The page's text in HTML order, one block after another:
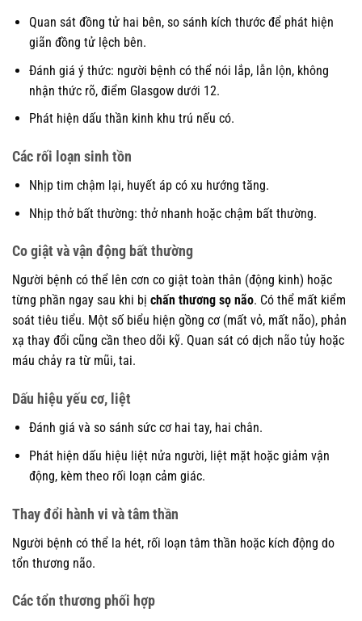
Quan sát đồng tử hai bên, so sánh kích thước để phát hiện
giãn đồng tử lệch bên.
Đánh giá ý thức: người bệnh có thể nói lắp, lẫn lộn, không
nhận thức rõ, điểm Glasgow dưới 12.
Phát hiện dấu thần kinh khu trú nếu có.
Các rối loạn sinh tồn
Nhịp tim chậm lại, huyết áp có xu hướng tăng.
Nhịp thở bất thường: thở nhanh hoặc chậm bất thường.
Co giật và vận động bất thường
Người bệnh có thể lên cơn co giật toàn thân (động kinh) hoặc
từng phần ngay sau khi bị chấn thương sọ não. Có thể mất kiểm
soát tiêu tiểu. Một số biểu hiện gồng cơ (mất vỏ, mất não), phản
xạ thay đổi cũng cần theo dõi kỹ. Quan sát có dịch não tủy hoặc
máu chảy ra từ mũi, tai.
Dấu hiệu yếu cơ, liệt
Đánh giá và so sánh sức cơ hai tay, hai chân.
Phát hiện dấu hiệu liệt nửa người, liệt mặt hoặc giảm vận
động, kèm theo rối loạn cảm giác.
Thay đổi hành vi và tâm thần
Người bệnh có thể la hét, rối loạn tâm thần hoặc kích động do
tổn thương não.
Các tổn thương phối hợp